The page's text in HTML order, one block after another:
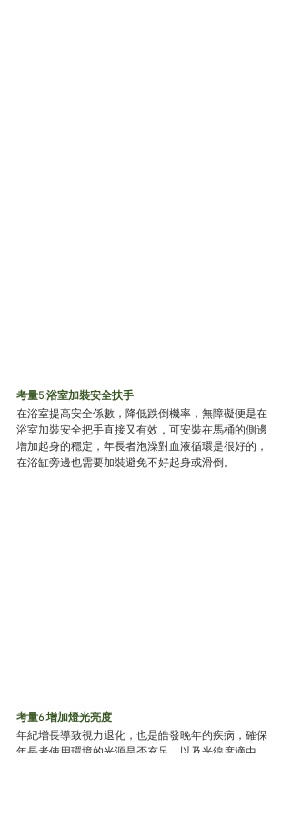
考量5:浴室加裝安全扶手
在浴室提高安全係數，降低跌倒機率，無障礙便是在
浴室加裝安全把手直接又有效，可安裝在馬桶的側邊
增加起身的穩定，年長者泡澡對血液循環是很好的，
在浴缸旁邊也需要加裝避免不好起身或滑倒。
考量6:增加燈光亮度
年紀增長導致視力退化，也是皓發晚年的疾病，確保
年長者使用環境的光源是否充足，以及光線度適中，